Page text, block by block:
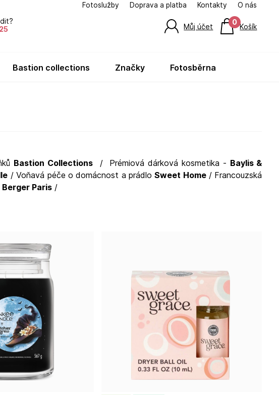
Bastion Collections/ Prémiová dárková kosmetika - Baylis &
/ Voňavá péče o domácnost a prádloSweet Home/ Francouzská
Berger Paris/
Fotoslužby Doprava a platba Kontakty O nás
Můj účet Košík
0
bastion collections značky fotosběrna